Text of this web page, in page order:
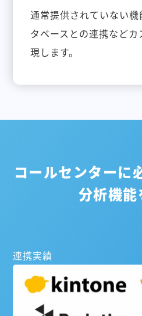
通常提供されていない
タベースとの連携など
現します。
コールセンターに
分析機
連携実績